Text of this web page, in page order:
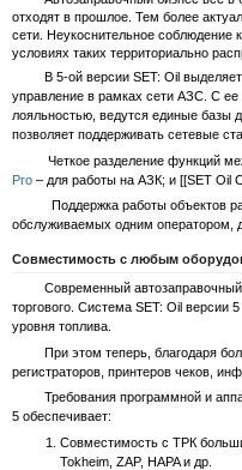
отходят в прошлое. Тем более
сети. Неукоснительное соблюдение
условиях таких территориально
В 5-ой версии SET: Oil
управление в рамках сети АЗС. С
лояльностью, ведутся единые базы
позволяет поддерживать сетевые
Четкое разделение функций
Pro– для работы на АЗК; и [[SET Oil
Поддержка работы объектов
обслуживаемых одним оператором,
Совместимость с любым
Современный автозаправочный
торгового. Система SET: Oil
уровня топлива.
При этом теперь, благодаря
регистраторов, принтеров чеков,
Требования программной и
5 обеспечивает:
Совместимость с ТРК
Tokheim, ZAP, HAPA и др.